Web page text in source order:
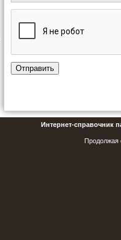
Отправить
Интернет-справочник
Продолжая